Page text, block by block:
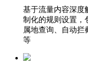
基于流量内容深度
制化的规则设置，
属地查询、自动拦
等